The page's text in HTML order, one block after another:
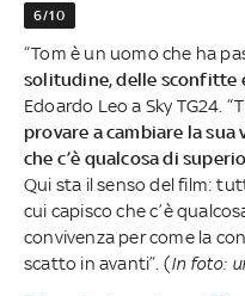
6/10
“Tom è un uomo che ha
solitudine, delle sconfitte
Edoardo Leo a Sky TG24.
provare a cambiare la
che c’è qualcosa di
Qui sta il senso del film:
cui capisco che c’è
convivenza per come la
scatto in avanti”. (In foto: